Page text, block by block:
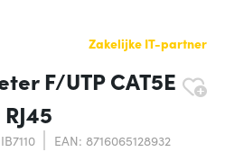
Zakelijke IT-partner
F/UTP CAT5E
EAN: 8716065128932